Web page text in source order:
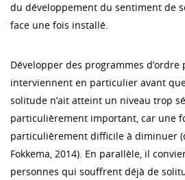
du développement du sentiment de
face une fois installé.
Développer des programmes
interviennent en particulier avant
solitude n’ait atteint un niveau trop
particulièrement important, car une
particulièrement difficile à diminuer
Fokkema, 2014). En parallèle, il
personnes qui souffrent déjà de